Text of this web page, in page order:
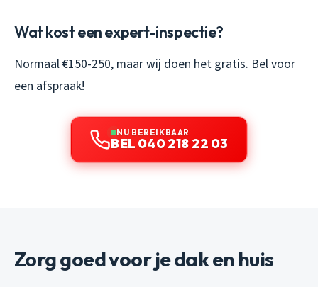
Wat kost een expert-inspectie?
Normaal €150-250, maar wij doen het gratis. Bel voor
een afspraak!
NU BEREIKBAAR
BEL 040 218 22 03
Zorg goed voor je dak en huis